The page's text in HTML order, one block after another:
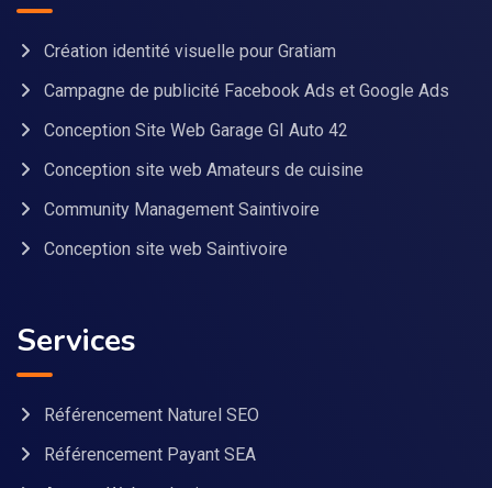
Création identité visuelle pour Gratiam
Campagne de publicité Facebook Ads et Google Ads
Conception Site Web Garage GI Auto 42
Conception site web Amateurs de cuisine
Community Management Saintivoire
Conception site web Saintivoire
Services
Référencement Naturel SEO
Référencement Payant SEA